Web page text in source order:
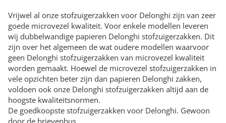
Vrijwel al onze stofzuigerzakken voor Delonghi zijn van zeer
goede microvezel kwaliteit. Voor enkele modellen leveren
wij dubbelwandige papieren Delonghi stofzuigerzakken. Dit
zijn over het algemeen de wat oudere modellen waarvoor
geen Delonghi stofzuigerzakken van microvezel kwaliteit
worden gemaakt. Hoewel de microvezel stofzuigerzakken in
vele opzichten beter zijn dan papieren Delonghi zakken,
voldoen ook onze Delonghi stofzuigerzakken altijd aan de
hoogste kwaliteitsnormen.
De goedkoopste stofzuigerzakken voor Delonghi. Gewoon